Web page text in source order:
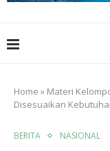
Home » Materi
Disesuaikan
BERITA NASIONAL